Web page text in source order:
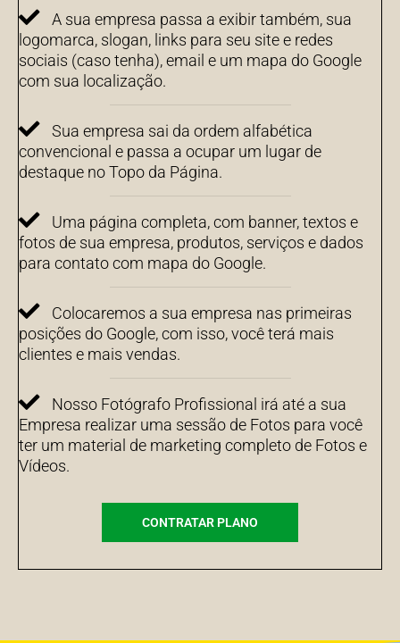
A sua empresa passa a exibir também, sua
logomarca, slogan, links para seu site e redes
sociais (caso tenha), email e um mapa do Google
com sua localização.
Sua empresa sai da ordem alfabética
convencional e passa a ocupar um lugar de
destaque no Topo da Página.
Uma página completa, com banner, textos e
fotos de sua empresa, produtos, serviços e dados
para contato com mapa do Google.
Colocaremos a sua empresa nas primeiras
posições do Google, com isso, você terá mais
clientes e mais vendas.
Nosso Fotógrafo Profissional irá até a sua
Empresa realizar uma sessão de Fotos para você
ter um material de marketing completo de Fotos e
Vídeos.
CONTRATAR PLANO